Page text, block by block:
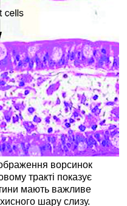
ворсинок
тракті показує
мають важливе
шару слизу.